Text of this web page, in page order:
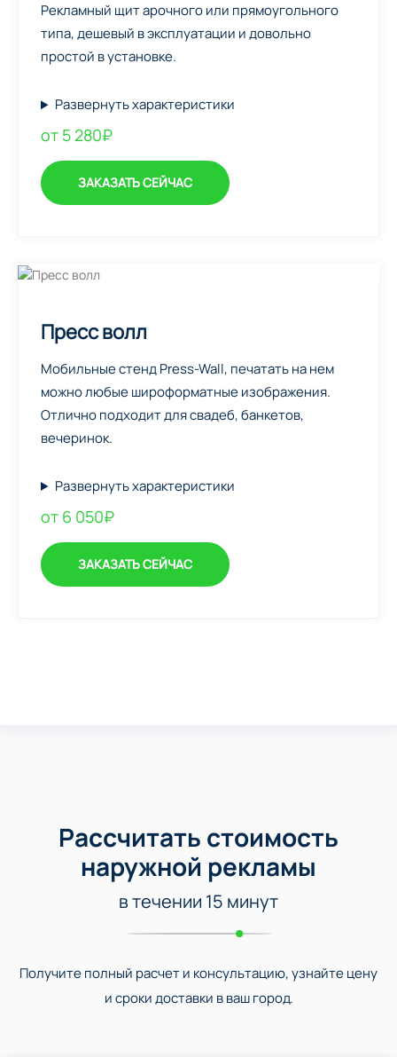
Рекламный щит арочного или прямоугольного
типа, дешевый в эксплуатации и довольно
простой в установке.
Развернуть характеристики
от 5 280₽
ЗАКАЗАТЬ СЕЙЧАС
Пресс волл
Мобильные стенд Press-Wall, печатать на нем
можно любые широформатные изображения.
Отлично подходит для свадеб, банкетов,
вечеринок.
Развернуть характеристики
от 6 050₽
ЗАКАЗАТЬ СЕЙЧАС
Рассчитать стоимость
наружной рекламы
в течении 15 минут
Получите полный расчет и консультацию, узнайте цену
и сроки доставки в ваш город.